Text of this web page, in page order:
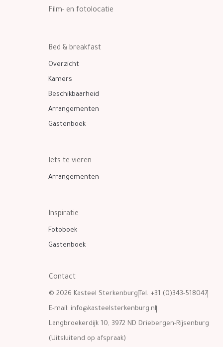
Film- en fotolocatie
Bed & breakfast
Overzicht
Kamers
Beschikbaarheid
Arrangementen
Gastenboek
Iets te vieren
Arrangementen
Inspiratie
Fotoboek
Gastenboek
Contact
© 2026 Kasteel Sterkenburg Tel. +31 (0)343-518047
E-mail: info@kasteelsterkenburg.nl
Langbroekerdijk 10, 3972 ND Driebergen-Rijsenburg
(Uitsluitend op afspraak)